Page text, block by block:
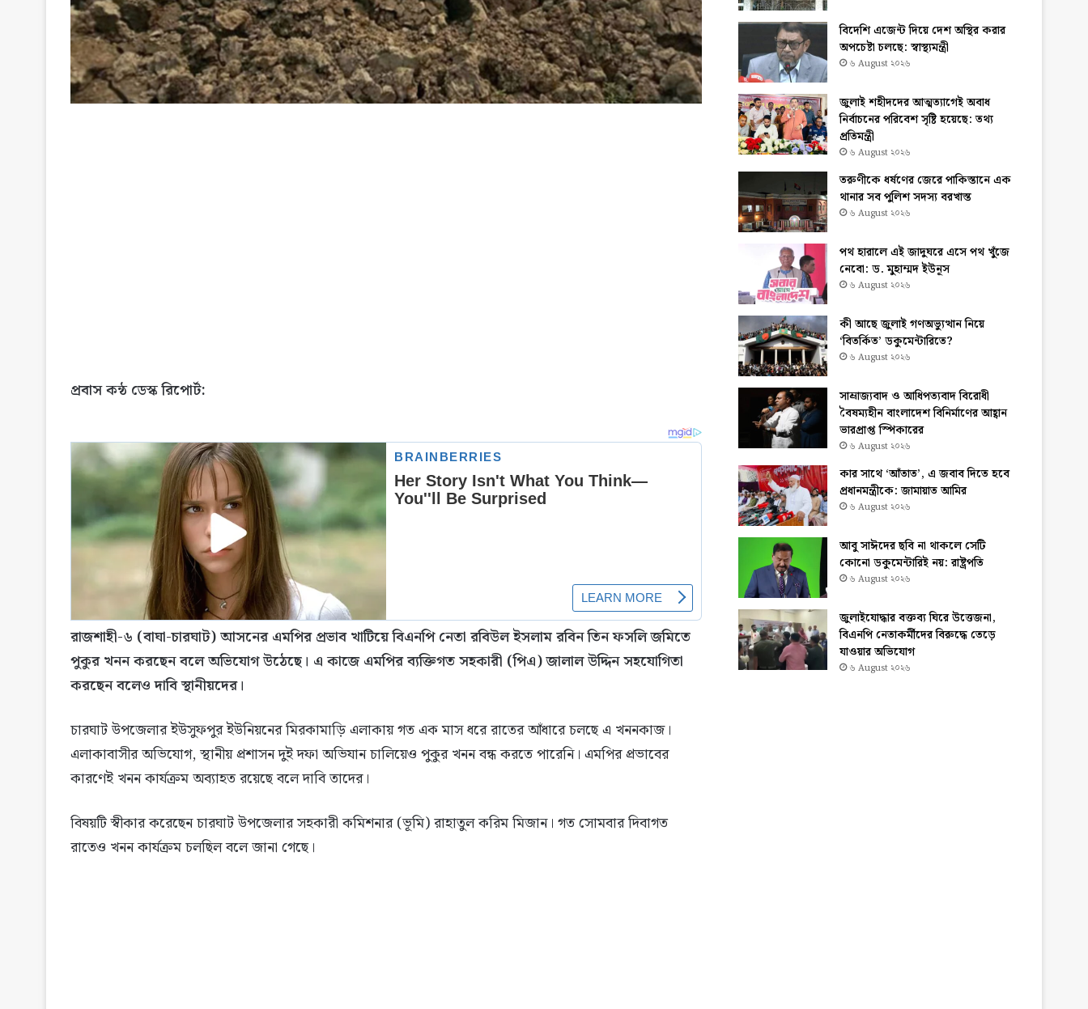
প্রবাস কন্ঠ ডেস্ক রিপোর্ট:
রাজশাহী-৬ (বাঘা-চারঘাট) আসনের এমপির প্রভাব খাটিয়ে বিএনপি নেতা রবিউল ইসলাম রবিন তিন ফসলি জমিতে
পুকুর খনন করছেন বলে অভিযোগ উঠেছে। এ কাজে এমপির ব্যক্তিগত সহকারী (পিএ) জালাল উদ্দিন সহযোগিতা
করছেন বলেও দাবি স্থানীয়দের।
চারঘাট উপজেলার ইউসুফপুর ইউনিয়নের মিরকামাড়ি এলাকায় গত এক মাস ধরে রাতের আঁধারে চলছে এ খননকাজ।
এলাকাবাসীর অভিযোগ, স্থানীয় প্রশাসন দুই দফা অভিযান চালিয়েও পুকুর খনন বন্ধ করতে পারেনি। এমপির প্রভাবের
কারণেই খনন কার্যক্রম অব্যাহত রয়েছে বলে দাবি তাদের।
বিষয়টি স্বীকার করেছেন চারঘাট উপজেলার সহকারী কমিশনার (ভূমি) রাহাতুল করিম মিজান। গত সোমবার দিবাগত
রাতেও খনন কার্যক্রম চলছিল বলে জানা গেছে।
বিদেশি এজেন্ট দিয়ে দেশ অস্থির করার
অপচেষ্টা চলছে: স্বাস্থ্যমন্ত্রী
৬ August ২০২৬
জুলাই শহীদদের আত্মত্যাগেই অবাধ
নির্বাচনের পরিবেশ সৃষ্টি হয়েছে: তথ্য
প্রতিমন্ত্রী
৬ August ২০২৬
তরুণীকে ধর্ষণের জেরে পাকিস্তানে এক
থানার সব পুলিশ সদস্য বরখাস্ত
৬ August ২০২৬
পথ হারালে এই জাদুঘরে এসে পথ খুঁজে
নেবো: ড. মুহাম্মদ ইউনূস
৬ August ২০২৬
কী আছে জুলাই গণঅভ্যুত্থান নিয়ে
‘বিতর্কিত’ ডকুমেন্টারিতে?
৬ August ২০২৬
সাম্রাজ্যবাদ ও আধিপত্যবাদ বিরোধী
বৈষম্যহীন বাংলাদেশ বিনির্মাণের আহ্বান
ভারপ্রাপ্ত স্পিকারের
৬ August ২০২৬
কার সাথে ‘আঁতাত’, এ জবাব দিতে হবে
প্রধানমন্ত্রীকে: জামায়াত আমির
৬ August ২০২৬
আবু সাঈদের ছবি না থাকলে সেটি
কোনো ডকুমেন্টারিই নয়: রাষ্ট্রপতি
৬ August ২০২৬
জুলাইযোদ্ধার বক্তব্য ঘিরে উত্তেজনা,
বিএনপি নেতাকর্মীদের বিরুদ্ধে তেড়ে
যাওয়ার অভিযোগ
৬ August ২০২৬